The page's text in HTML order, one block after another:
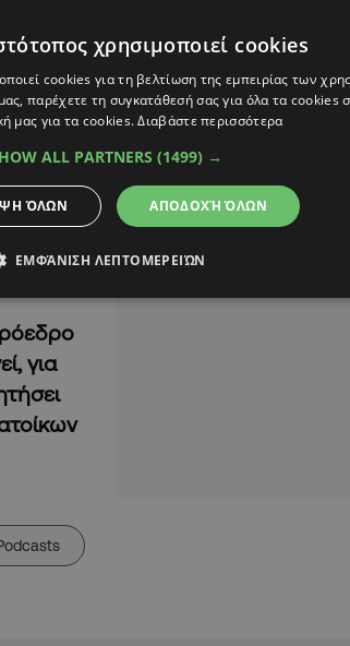
για
χρησιμοποιεί cookies
cookies για τη βελτίωση της εμπειρίας των
παρέχετε τη συγκατάθεσή σας για όλα τα cookies
μας για τα cookies.Διαβάστε περισσότερα
ALL PARTNERS (1499) →
ΑΠΟΔΟΧΉ ΌΛΩΝ
ΌΛΩΝ
ΕΜΦΆΝΙΣΗ ΛΕΠΤΟΜΕΡΕΙΏΝ